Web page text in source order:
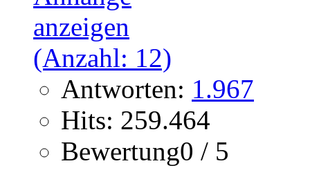
Antworten: 1.967
Hits: 259.464
Bewertung0 / 5